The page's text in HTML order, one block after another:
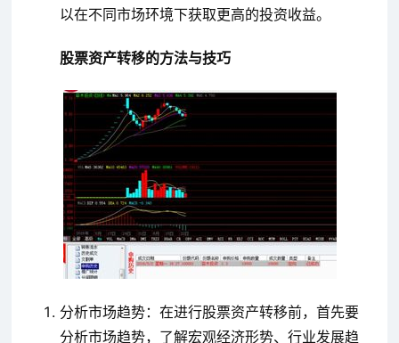
以在不同市场环境下获取更高的投资收益。
股票资产转移的方法与技巧
分析市场趋势：在进行股票资产转移前，首先要
分析市场趋势，了解宏观经济形势、行业发展趋